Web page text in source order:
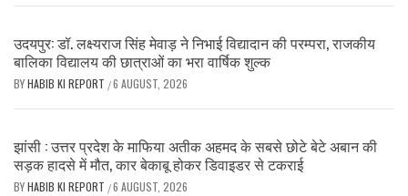
उदयपुर: डॉ. लक्ष्यराज सिंह मेवाड़ ने निभाई विद्यादान की परम्परा, राजकीय
बालिका विद्यालय की छात्राओं का भरा वार्षिक शुल्क
BYHABIB KI REPORT /6 AUGUST, 2026
झांसी : उत्तर प्रदेश के माफिया अतीक अहमद के सबसे छोटे बेटे अबान की
सड़क हादसे में मौत, कार बेकाबू होकर डिवाइडर से टकराई
BYHABIB KI REPORT /6 AUGUST, 2026